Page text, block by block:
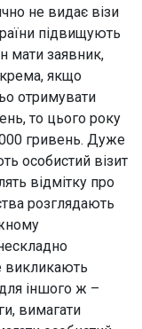
не видає візи
підвищують
мати заявник,
якщо
отримувати
то цього року
гривень. Дуже
особистий візит
відмітку про
розглядають
викликають
іншого ж –
вимагати